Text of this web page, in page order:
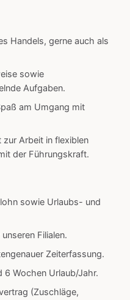
Handels, gerne auch als
sowie
Aufgaben.
am Umgang mit
Arbeit in flexiblen
der Führungskraft.
sowie Urlaubs- und
Filialen.
Zeiterfassung.
Wochen Urlaub/Jahr.
(Zuschläge,